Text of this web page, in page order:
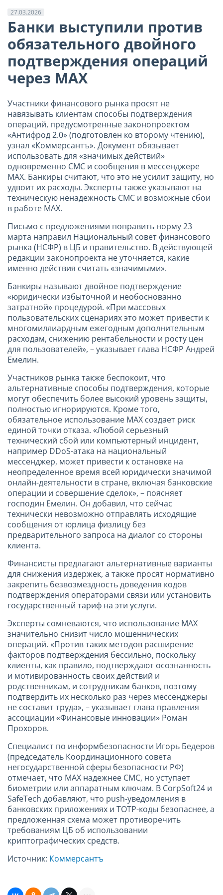
27.03.2026
Банки выступили против
обязательного двойного
подтверждения операций
через МАХ
Участники финансового рынка просят не
навязывать клиентам способы подтверждения
операций, предусмотренные законопроектом
«Антифрод 2.0» (подготовлен ко второму чтению),
узнал «Коммерсантъ». Документ обязывает
использовать для «значимых действий»
одновременно СМС и сообщения в мессенджере
МАХ. Банкиры считают, что это не усилит защиту, но
удвоит их расходы. Эксперты также указывают на
техническую ненадежность СМС и возможные сбои
в работе МАХ.
Письмо с предложениями поправить норму 23
марта направил Национальный совет финансового
рынка (НСФР) в ЦБ и правительство. В действующей
редакции законопроекта не уточняется, какие
именно действия считать «значимыми».
Банкиры называют двойное подтверждение
«юридически избыточной и необоснованно
затратной» процедурой. «При массовых
пользовательских сценариях это может привести к
многомиллиардным ежегодным дополнительным
расходам, снижению рентабельности и росту цен
для пользователей», – указывает глава НСФР Андрей
Емелин.
Участников рынка также беспокоит, что
альтернативные способы подтверждения, которые
могут обеспечить более высокий уровень защиты,
полностью игнорируются. Кроме того,
обязательное использование МАХ создает риск
единой точки отказа. «Любой серьезный
технический сбой или компьютерный инцидент,
например DDoS-атака на национальный
мессенджер, может привести к остановке на
неопределенное время всей юридически значимой
онлайн-деятельности в стране, включая банковские
операции и совершение сделок», – поясняет
господин Емелин. Он добавил, что сейчас
технически невозможно отправлять исходящие
сообщения от юрлица физлицу без
предварительного запроса на диалог со стороны
клиента.
Финансисты предлагают альтернативные варианты
для снижения издержек, а также просят нормативно
закрепить безвозмездность доведения кодов
подтверждения операторами связи или установить
государственный тариф на эти услуги.
Эксперты сомневаются, что использование МАХ
значительно снизит число мошеннических
операций. «Против таких методов расширение
факторов подтверждения бессильно, поскольку
клиенты, как правило, подтверждают осознанность
и мотивированность своих действий и
родственникам, и сотрудникам банков, поэтому
подтвердить их несколько раз через мессенджеры
не составит труда», – указывает глава правления
ассоциации «Финансовые инновации» Роман
Прохоров.
Специалист по информбезопасности Игорь Бедеров
(председатель Координационного совета
негосударственной сферы безопасности РФ)
отмечает, что МАХ надежнее СМС, но уступает
биометрии или аппаратным ключам. В CorpSoft24 и
SafeTech добавляют, что push-уведомления в
банковских приложениях и TOTP-коды безопаснее, а
предложенная схема может противоречить
требованиям ЦБ об использовании
криптографических средств.
Источник: Коммерсантъ